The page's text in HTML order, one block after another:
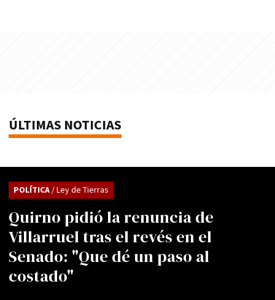
ÚLTIMAS NOTICIAS
Quirno pidió la renuncia de
Villarruel tras el revés en el
Senado: "Que dé un paso al
costado"
POLÍTICA/ Ley de Tierras